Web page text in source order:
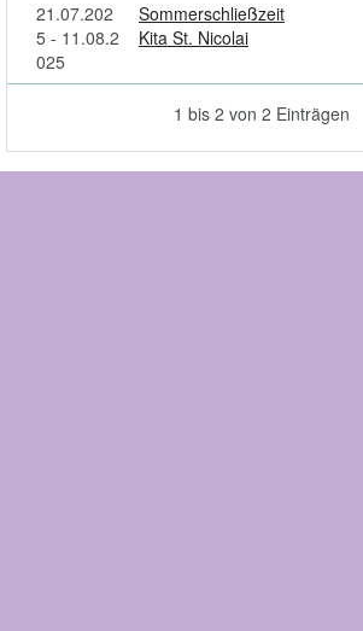
21.07.202
5 - 11.08.2
025
Sommerschließzeit
Kita St. Nicolai
1 bis 2 von 2 Einträgen